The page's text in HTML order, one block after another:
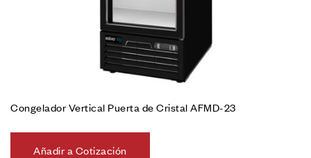
Congelador Vertical Puerta de Cristal AFMD-23
Añadir a Cotización